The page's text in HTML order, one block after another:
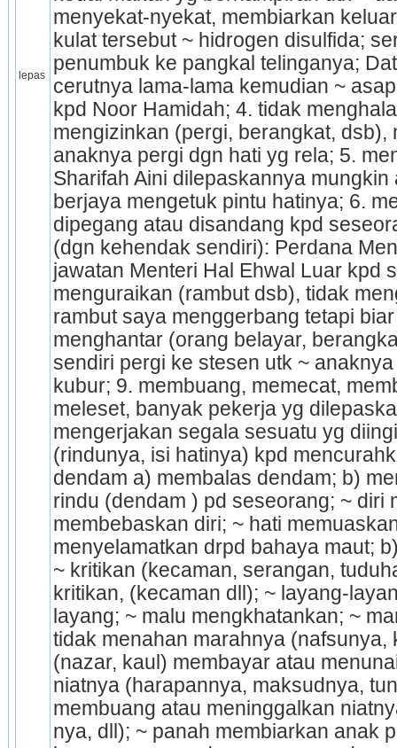
lepas
menyekat-nyekat, membiarkan
kulat tersebut ~ hidrogen disulfida;
penumbuk ke pangkal telinganya;
cerutnya lama-lama kemudian ~
kpd Noor Hamidah; 4. tidak
mengizinkan (pergi, berangkat, dsb),
anaknya pergi dgn hati yg rela; 5.
Sharifah Aini dilepaskannya
berjaya mengetuk pintu hatinya; 6.
dipegang atau disandang kpd
(dgn kehendak sendiri): Perdana
jawatan Menteri Hal Ehwal Luar kpd
meng­uraikan (rambut dsb), tidak
rambut saya menggerbang tetapi
menghantar (orang belayar,
sendiri pergi ke stesen utk ~
kubur; 9. membuang, memecat,
meleset, banyak pekerja yg
mengerjakan segala sesuatu yg
(rindunya, isi hatinya) kpd
dendam a) membalas dendam; b)
rindu (dendam ) pd seseorang; ~ diri
membebaskan diri; ~ hati
menyelamatkan drpd bahaya maut;
~ kritikan (kecaman, serangan,
kritikan, (kecaman dll); ~ layang-
layang; ~ malu mengkhatankan; ~
tidak menahan marahnya (nafsunya,
(nazar, kaul) membayar atau
niatnya (harapannya, maksudnya,
membuang atau meninggalkan
nya, dll); ~ panah membiarkan anak